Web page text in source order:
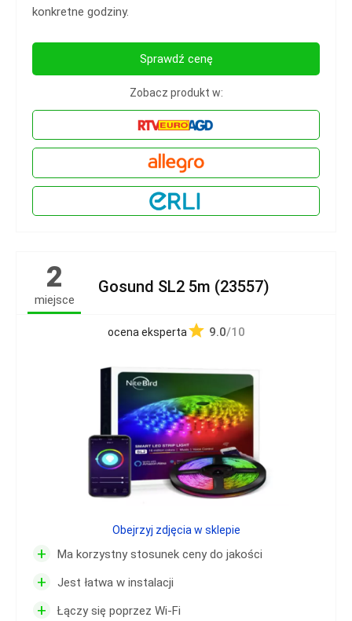
konkretne godziny.
Sprawdź cenę
Zobacz produkt w:
2
miejsce
Gosund SL2 5m (23557)
ocena eksperta 9.0/10
+ Ma korzystny stosunek ceny do jakości
+ Jest łatwa w instalacji
+ Łączy się poprzez Wi-Fi
Obejrzyj zdjęcia w sklepie